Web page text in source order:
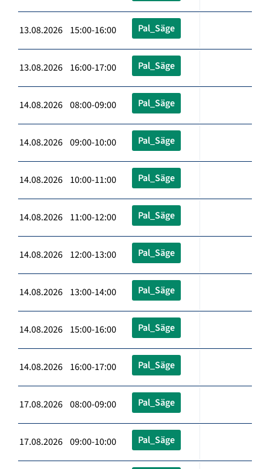
13.08.2026 15:00-16:00 Pal_Säge
13.08.2026 16:00-17:00 Pal_Säge
14.08.2026 08:00-09:00 Pal_Säge
14.08.2026 09:00-10:00 Pal_Säge
14.08.2026 10:00-11:00 Pal_Säge
14.08.2026 11:00-12:00 Pal_Säge
14.08.2026 12:00-13:00 Pal_Säge
14.08.2026 13:00-14:00 Pal_Säge
14.08.2026 15:00-16:00 Pal_Säge
14.08.2026 16:00-17:00 Pal_Säge
17.08.2026 08:00-09:00 Pal_Säge
17.08.2026 09:00-10:00 Pal_Säge